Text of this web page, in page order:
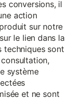
conversions, il
action
sur notre
le lien dans la
techniques sont
système
et ne sont